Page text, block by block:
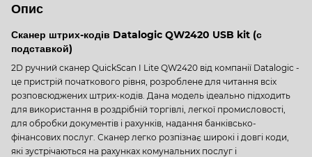
Опис
Сканер штрих-кодів Datalogic QW2420 USB kit (с
подставкой)
2D ручний сканер QuickScan I Lite QW2420 від компанії Datalogic -
це пристрій початкового рівня, розроблене для читання всіх
розповсюджених штрих-кодів. Дана модель ідеально підходить
для використання в роздрібній торгівлі, легкої промисловості,
для обробки документів і рахунків, надання банківсько-
фінансових послуг. Сканер легко розпізнає широкі і довгі коди,
які зустрічаються на рахунках комунальних послуг і